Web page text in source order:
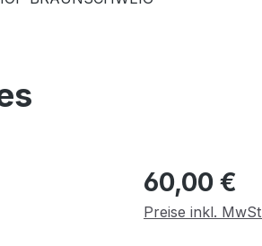
Regulärer Preis:
60,00 €
Preise inkl.